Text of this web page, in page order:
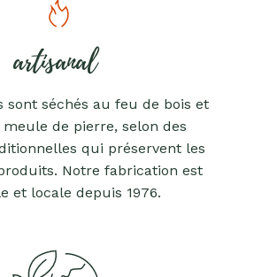
artisanal
sont séchés au feu de bois et
meule de pierre, selon des
qui préservent les
Notre fabrication est
et locale depuis 1976.